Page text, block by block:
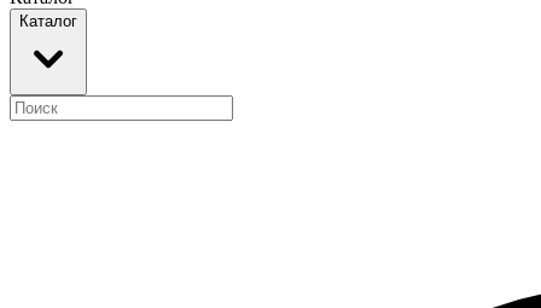
Каталог